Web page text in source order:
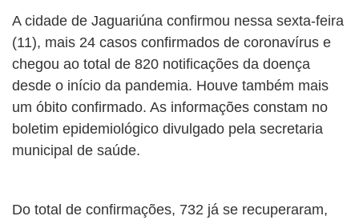
A cidade de Jaguariúna confirmou nessa sexta-feira
(11), mais 24 casos confirmados de coronavírus e
chegou ao total de 820 notificações da doença
desde o início da pandemia. Houve também mais
um óbito confirmado. As informações constam no
boletim epidemiológico divulgado pela secretaria
municipal de saúde.
Do total de confirmações, 732 já se recuperaram,